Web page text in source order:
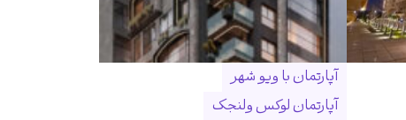
آپارتمان با ویو شهر
آپارتمان لوکس ولنجک